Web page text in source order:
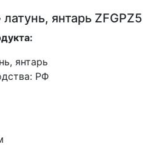
янтарь ZFGPZ5
янтарь
РФ